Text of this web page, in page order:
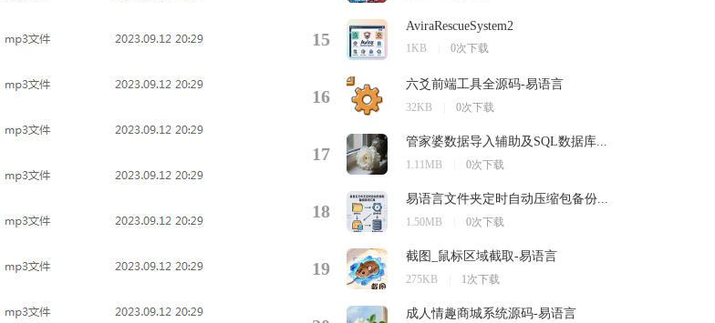
15
AviraRescueSystem2
1KB 0次下载
16
六爻前端工具全源码-易语言
32KB 0次下载
17
管家婆数据导入辅助及SQL数据库...
1.11MB 0次下载
18
易语言文件夹定时自动压缩包备份...
1.50MB 0次下载
19
截图_鼠标区域截取-易语言
275KB 1次下载
成人情趣商城系统源码-易语言